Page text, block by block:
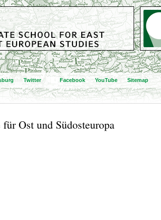
Twitter Facebook YouTube Sitemap
Ost und Südosteuropa